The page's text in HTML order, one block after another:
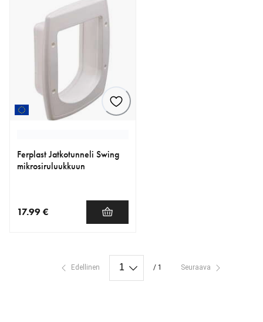
Ferplast Jatkotunneli Swing
mikrosiruluukkuun
17.99 €
Edellinen / 1 Seuraava